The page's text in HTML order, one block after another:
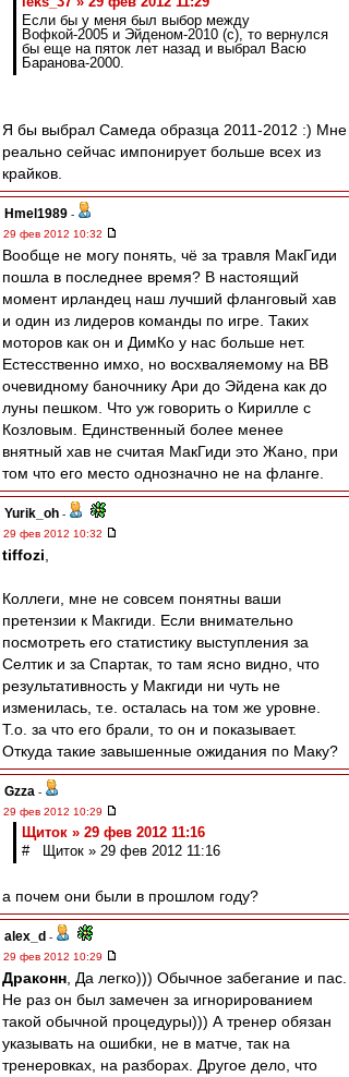
Если бы у меня был выбор между
Вофкой-2005 и Эйденом-2010 (с), то вернулся
бы еще на пяток лет назад и выбрал Васю
Баранова-2000.
Я бы выбрал Самеда образца 2011-2012 :) Мне
реально сейчас импонирует больше всех из
крайков.
Hmel1989 -
29 фев 2012 10:32
Вообще не могу понять, чё за травля МакГиди
пошла в последнее время? В настоящий
момент ирландец наш лучший фланговый хав
и один из лидеров команды по игре. Таких
моторов как он и ДимКо у нас больше нет.
Естесственно имхо, но восхваляемому на ВВ
очевидному баночнику Ари до Эйдена как до
луны пешком. Что уж говорить о Кирилле с
Козловым. Единственный более менее
внятный хав не считая МакГиди это Жано, при
том что его место однозначно не на фланге.
Yurik_oh -
29 фев 2012 10:32
tiffozi
Коллеги, мне не совсем понятны ваши
претензии к Макгиди. Если внимательно
посмотреть его статистику выступления за
Селтик и за Спартак, то там ясно видно, что
результативность у Макгиди ни чуть не
изменилась, т.е. осталась на том же уровне.
Т.о. за что его брали, то он и показывает.
Откуда такие завышенные ожидания по Маку?
Gzza -
29 фев 2012 10:29
Щиток » 29 фев 2012 11:16
# Щиток » 29 фев 2012 11:16
а почем они были в прошлом году?
alex_d -
29 фев 2012 10:29
Драконн , Да легко))) Обычное забегание и пас.
Не раз он был замечен за игнорированием
такой обычной процедуры))) А тренер обязан
указывать на ошибки, не в матче, так на
тренеровках, на разборах. Другое дело, что